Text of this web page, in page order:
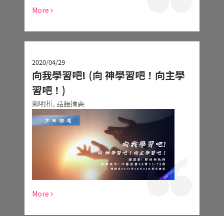
More
2020/04/29
向我學習吧! (向 神學習吧！向主學
習吧！)
鄭明析, 話語摘要
More